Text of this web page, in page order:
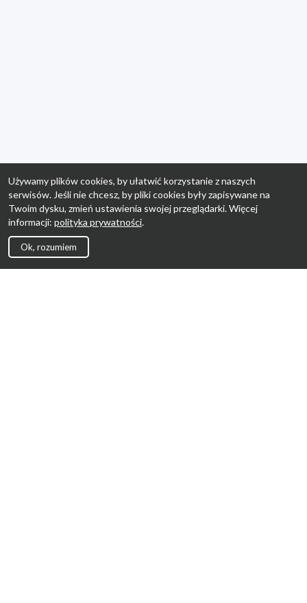
Używamy plików cookies, by ułatwić korzystanie z naszych
serwisów. Jeśli nie chcesz, by pliki cookies były zapisywane na
Twoim dysku, zmień ustawienia swojej przeglądarki. Więcej
informacji: polityka prywatności.
Ok, rozumiem